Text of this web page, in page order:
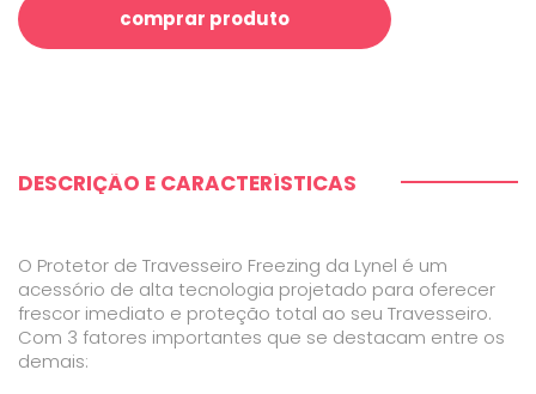
comprar produto
DESCRIÇÃO E CARACTERÍSTICAS
O Protetor de Travesseiro Freezing da Lynel é um
acessório de alta tecnologia projetado para oferecer
frescor imediato e proteção total ao seu Travesseiro.
Com 3 fatores importantes que se destacam entre os
demais: